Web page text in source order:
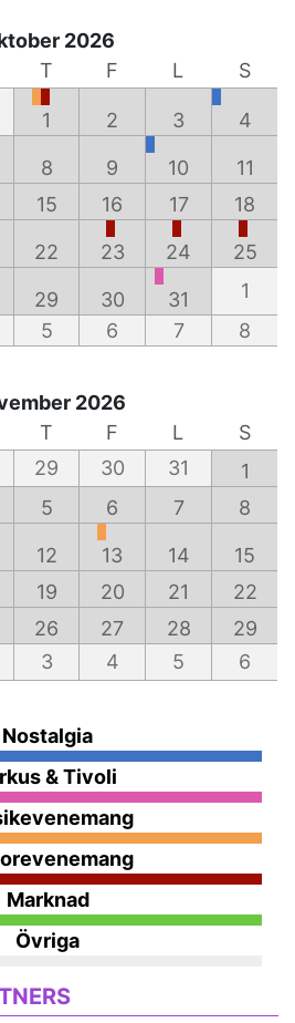
2026
T F L
S
1 2 3 4
8 9 10
11
15 16 17 18
22 23 24 25
29 30 31
1
5 6 7 8
2026
T F L
S
29 30 31
1
5 6 7 8
12 13 14
15
19 20 21
22
26 27 28
29
3 4 5 6
Nostalgia
& Tivoli
Marknad
Övriga